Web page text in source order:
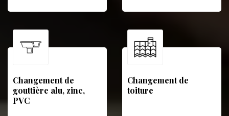
Changement de
gouttière alu, zinc,
PVC
Changement de
toiture